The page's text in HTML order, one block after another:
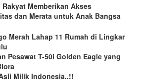
Memberikan Akses
dan Merata untuk Anak Bangsa
Merah Lahap 11 Rumah di Lingkar
Pesawat T-50i Golden Eagle yang
Milik Indonesia..!!